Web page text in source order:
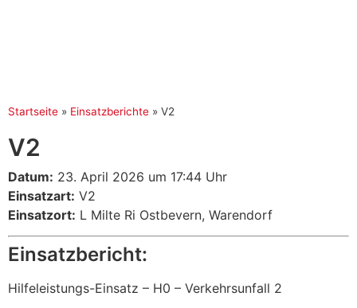
Startseite » Einsatzberichte » V2
V2
Datum: 23. April 2026 um 17:44 Uhr
Einsatzart: V2
Einsatzort: L Milte Ri Ostbevern, Warendorf
Einsatzbericht:
Hilfeleistungs-Einsatz – H0 – Verkehrsunfall 2